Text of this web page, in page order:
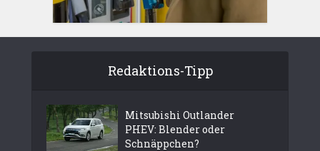
Redaktions-Tipp
Mitsubishi Outlander
PHEV: Blender oder
Schnäppchen?